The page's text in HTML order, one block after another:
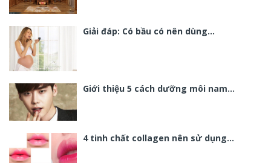
Giải đáp: Có bầu có nên dùng…
Giới thiệu 5 cách dưỡng môi nam…
4 tinh chất collagen nên sử dụng…